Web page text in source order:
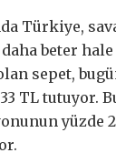
Türkiye,
beter hale
sepet,
TL tutuyor.
yüzde